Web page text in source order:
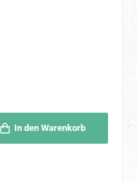
In den Warenkorb